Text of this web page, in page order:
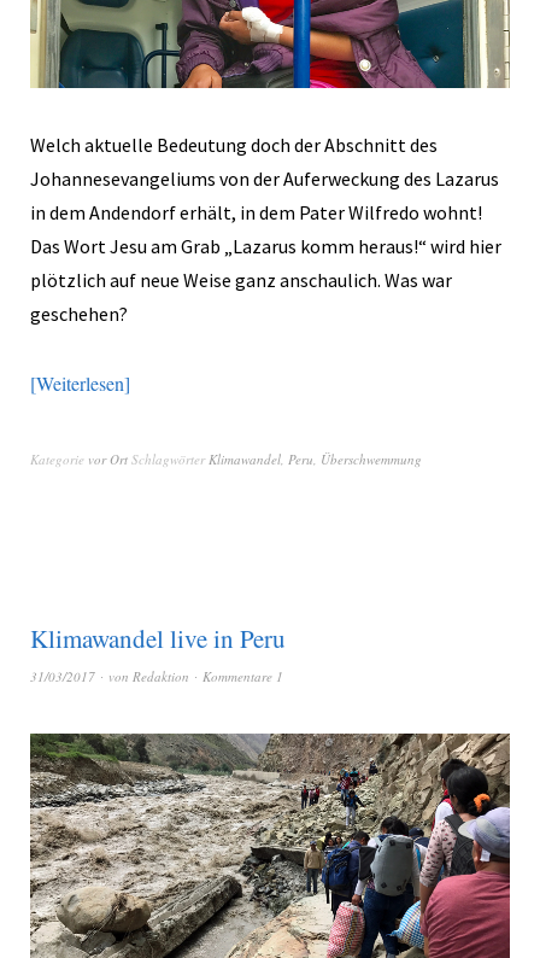
Welch aktuelle Bedeutung doch der Abschnitt des
Johannesevangeliums von der Auferweckung des Lazarus
in dem Andendorf erhält, in dem Pater Wilfredo wohnt!
Das Wort Jesu am Grab „Lazarus komm heraus!“ wird hier
plötzlich auf neue Weise ganz anschaulich. Was war
geschehen?
Weiterlesen
Kategorie vor Ort SchlagwörterKlimawandel, Peru, Überschwemmung
Klimawandel live in Peru
31/03/2017 von Redaktion Kommentare 1